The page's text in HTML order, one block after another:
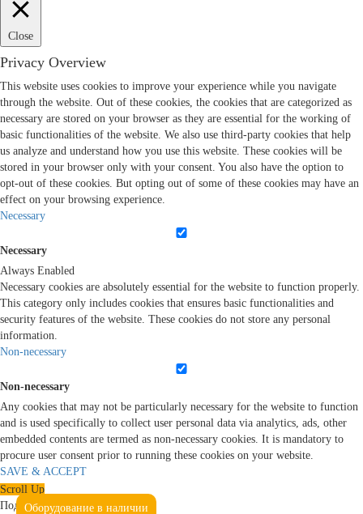
Оборудование в наличии
Close
Privacy Overview
This website uses cookies to improve your experience while you navigate
through the website. Out of these cookies, the cookies that are categorized as
necessary are stored on your browser as they are essential for the working of
basic functionalities of the website. We also use third-party cookies that help
us analyze and understand how you use this website. These cookies will be
stored in your browser only with your consent. You also have the option to
opt-out of these cookies. But opting out of some of these cookies may have an
effect on your browsing experience.
Necessary
Necessary
Always Enabled
Necessary cookies are absolutely essential for the website to function properly.
This category only includes cookies that ensures basic functionalities and
security features of the website. These cookies do not store any personal
information.
Non-necessary
Non-necessary
Any cookies that may not be particularly necessary for the website to function
and is used specifically to collect user personal data via analytics, ads, other
embedded contents are termed as non-necessary cookies. It is mandatory to
procure user consent prior to running these cookies on your website.
SAVE & ACCEPT
Scroll Up
Подтвердите, что вы не робот